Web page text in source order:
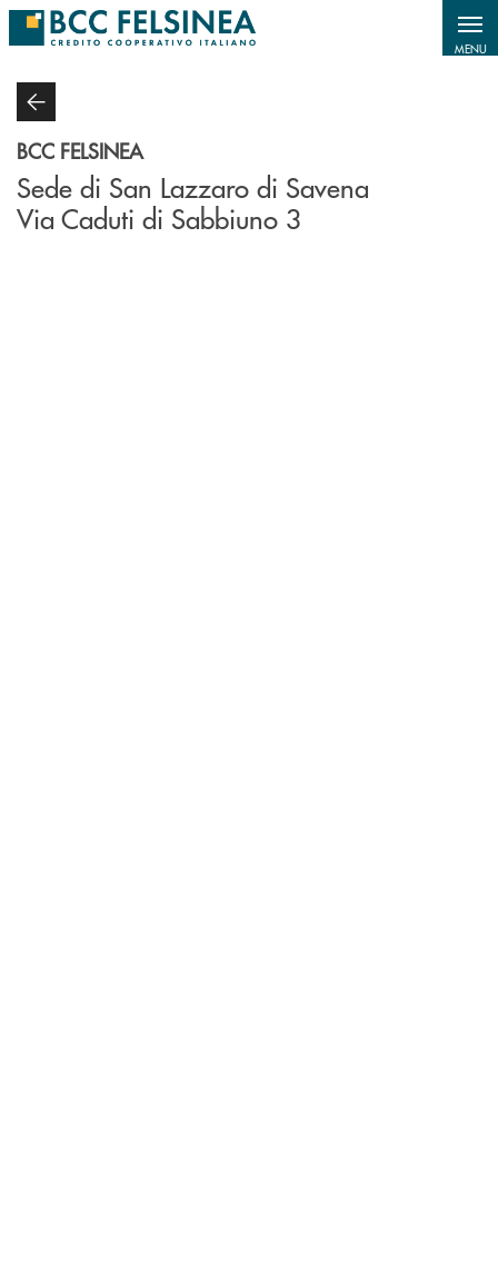
Salta al contenuto principale
MENU
BCC FELSINEA
Sede di San Lazzaro di Savena
Via Caduti di Sabbiuno 3